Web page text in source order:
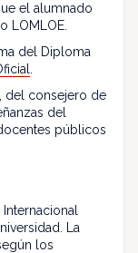
el alumnado
LOMLOE.
del Diploma
, del consejero de
del
públicos
La
los